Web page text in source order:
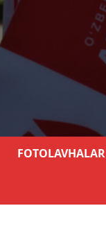
FOTOLAVHALAR